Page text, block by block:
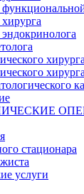
хирурга
стационара
услуги